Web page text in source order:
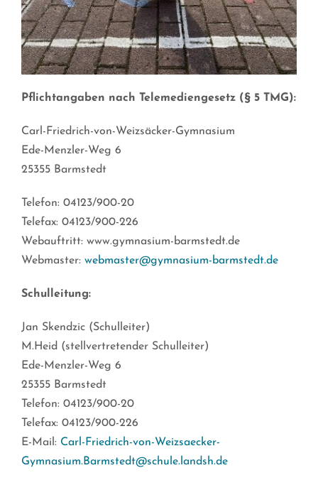
Pflichtangaben nach Telemediengesetz (§ 5 TMG):
Carl-Friedrich-von-Weizsäcker-Gymnasium
Ede-Menzler-Weg 6
25355 Barmstedt
Telefon: 04123/900-20
Telefax: 04123/900-226
Webauftritt: www.gymnasium-barmstedt.de
Webmaster: webmaster@gymnasium-barmstedt.de
Schulleitung:
Jan Skendzic (Schulleiter)
M.Heid (stellvertretender Schulleiter)
Ede-Menzler-Weg 6
25355 Barmstedt
Telefon: 04123/900-20
Telefax: 04123/900-226
E-Mail: Carl-Friedrich-von-Weizsaecker-
Gymnasium.Barmstedt@schule.landsh.de